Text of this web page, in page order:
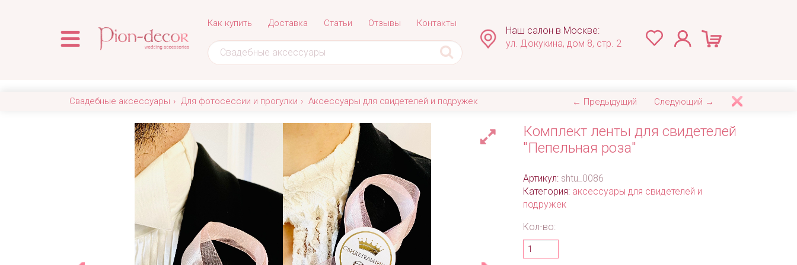
Как купить Доставка Статьи Отзывы Контакты
Наш салон в Москве:
ул. Докукина, дом 8, стр. 2
Свадебные аксессуары Для фотосессии и прогулки Аксессуары для свидетелей и подружек ← Предыдущий Следующий →
Комплект ленты для свидетелей
"Пепельная роза"
Артикул: shtu_0086
Категория: аксессуары для свидетелей и
подружек
Кол-во: